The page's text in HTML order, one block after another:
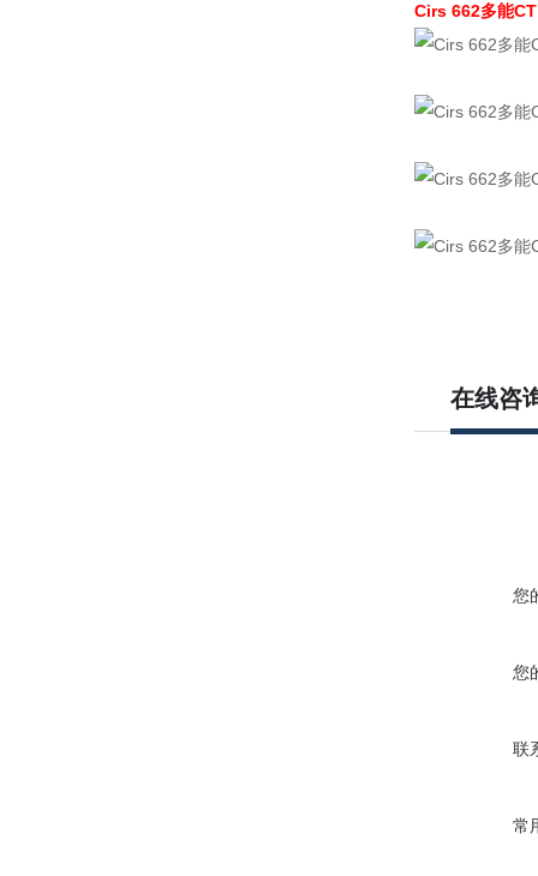
Cirs 662多能
在线咨
您
您
联
常